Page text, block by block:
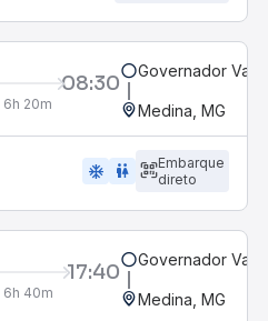
08:30
6h 20m
Governador
Medina, MG
ac_unit wc
Embarque
direto
17:40
6h 40m
Governador
Medina, MG